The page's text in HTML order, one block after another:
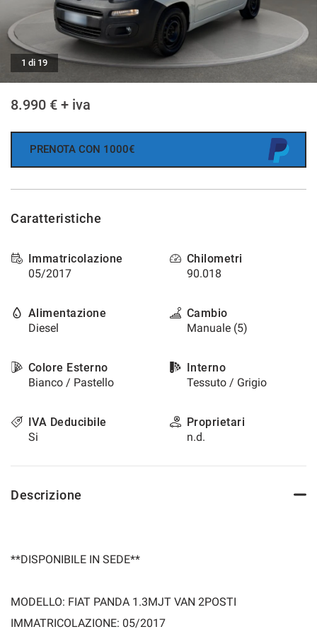
AREA COMMERCIANTI
NEWS
1 di 19
8.990 € + iva
PRENOTA CON 1000€
Caratteristiche
Immatricolazione
05/2017
Chilometri
90.018
Alimentazione
Diesel
Cambio
Manuale (5)
Colore Esterno
Bianco / Pastello
Interno
Tessuto / Grigio
IVA Deducibile
Si
Proprietari
n.d.
Descrizione
**DISPONIBILE IN SEDE**
MODELLO: FIAT PANDA 1.3MJT VAN 2POSTI
IMMATRICOLAZIONE: 05/2017
tracciamento
che
adottiamo
per
offrire
le
e
le
attività
descritte.
ottenere
sull'utilità
di
questi
tracciamento
alla
cookie
policy.
modificare
in